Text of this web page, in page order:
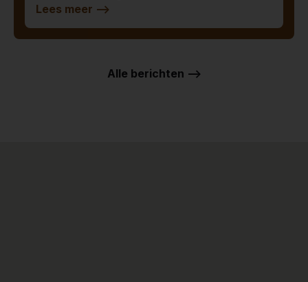
Lees meer -->
Alle berichten -->